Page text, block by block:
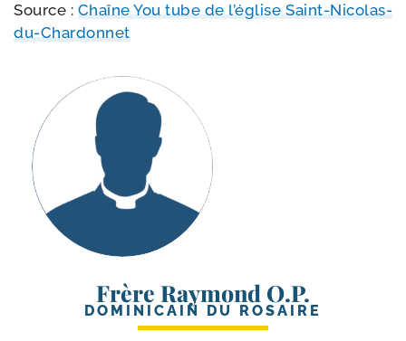
Source : Chaîne You tube de l’église Saint-Nicolas-
du-Chardonnet
Frère Raymond O.P.
DOMINICAIN DU ROSAIRE